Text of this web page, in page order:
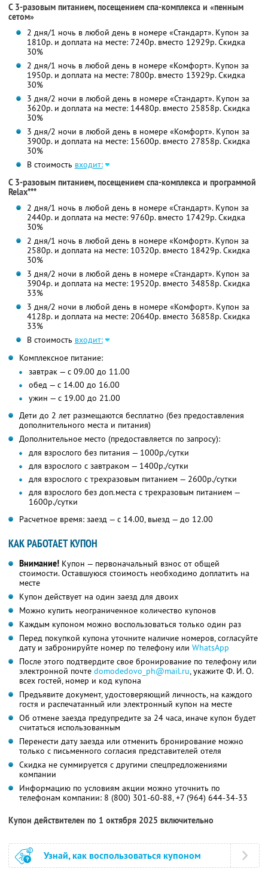
С 3-разовым питанием, посещением спа-комплекса и «пенным
сетом»
2 дня/1 ночь в любой день в номере «Стандарт». Купон за
1810р. и доплата на месте: 7240р. вместо 12929р. Скидка
30%
2 дня/1 ночь в любой день в номере «Комфорт». Купон за
1950р. и доплата на месте: 7800р. вместо 13929р. Скидка
30%
3 дня/2 ночи в любой день в номере «Стандарт». Купон за
3620р. и доплата на месте: 14480р. вместо 25858р. Скидка
30%
3 дня/2 ночи в любой день в номере «Комфорт». Купон за
3900р. и доплата на месте: 15600р. вместо 27858р. Скидка
30%
В стоимость входит:
С 3-разовым питанием, посещением спа-комплекса и программой
Relax***
2 дня/1 ночь в любой день в номере «Стандарт». Купон за
2440р. и доплата на месте: 9760р. вместо 17429р. Скидка
30%
2 дня/1 ночь в любой день в номере «Комфорт». Купон за
2580р. и доплата на месте: 10320р. вместо 18429р. Скидка
30%
3 дня/2 ночи в любой день в номере «Стандарт». Купон за
3904р. и доплата на месте: 19520р. вместо 34858р. Скидка
33%
3 дня/2 ночи в любой день в номере «Комфорт». Купон за
4128р. и доплата на месте: 20640р. вместо 36858р. Скидка
33%
В стоимость входит:
Комплексное питание:
завтрак — с 09.00 до 11.00
обед — с 14.00 до 16.00
ужин — с 19.00 до 21.00
Дети до 2 лет размещаются бесплатно (без предоставления
дополнительного места и питания)
Дополнительное место (предоставляется по запросу):
для взрослого без питания — 1000р./сутки
для взрослого с завтраком — 1400р./сутки
для взрослого с трехразовым питанием — 2600р./сутки
для взрослого без доп.места с трехразовым питанием —
1600р./сутки
Расчетное время: заезд — с 14.00, выезд — до 12.00
КАК РАБОТАЕТ КУПОН
Внимание! Купон — первоначальный взнос от общей
стоимости. Оставшуюся стоимость необходимо доплатить на
месте
Купон действует на один заезд для двоих
Можно купить неограниченное количество купонов
Каждым купоном можно воспользоваться только один раз
Перед покупкой купона уточните наличие номеров, согласуйте
дату и забронируйте номер по телефону или WhatsApp
После этого подтвердите свое бронирование по телефону или
электронной почте domodedovo_ph@mail.ru,укажите Ф. И. О.
всех гостей, номер и код купона
Предъявите документ, удостоверяющий личность, на каждого
гостя и распечатанный или электронный купон на месте
Об отмене заезда предупредите за 24 часа, иначе купон будет
считаться использованным
Перенести дату заезда или отменить бронирование можно
только с письменного согласия представителей отеля
Скидка не суммируется с другими спецпредложениями
компании
Информацию по условиям акции можно уточнить по
телефонам компании: 8 (800) 301-60-88, +7 (964) 644-34-33
Купон действителен по 1 октября 2025 включительно
Узнай, как воспользоваться купоном